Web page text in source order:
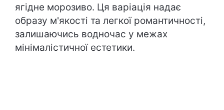
ягідне морозиво. Ця варіація надає
образу м'якості та легкої романтичності,
залишаючись водночас у межах
мінімалістичної естетики.